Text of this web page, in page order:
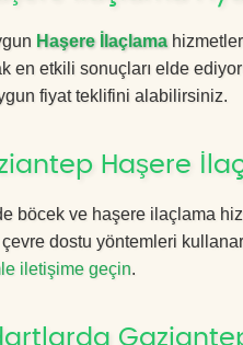
Haşere İlaçlama
en etkili sonuçları elde
fiyat teklifini alabilirsiniz.
Haşere
böcek ve haşere ilaçlama
dostu yöntemleri
iletişime geçin.